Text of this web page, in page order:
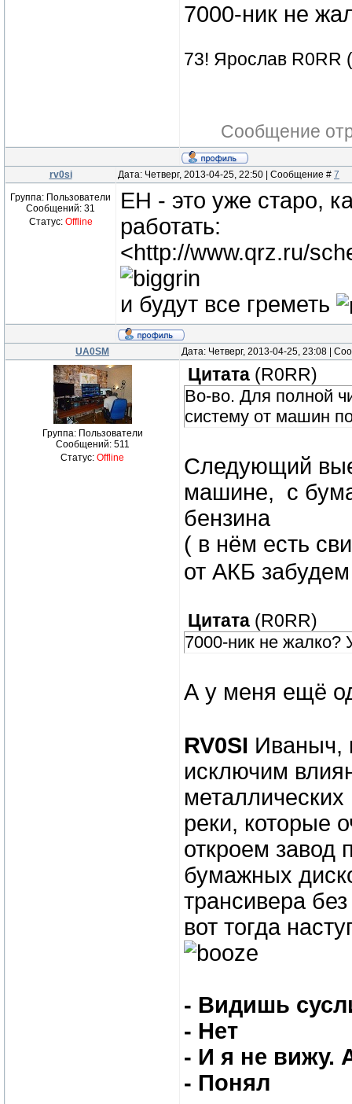
7000-ник не
73! Ярослав R0RR
Сообщение
rv0si Дата: Четверг, 2013-04-25, 22:50 | Сообщение # 7
Группа: Пользователи
Сообщений: 31
Статус: Offline
ЕН - это уже старо,
работать:
<http://www.qrz.ru/
и будут все греметь
UA0SM Дата: Четверг, 2013-04-25, 23:08 |
Группа: Пользователи
Сообщений: 511
Статус: Offline
Цитата (R0RR)
Во-во. Для полной
систему от машин
Следующий
машине, с
бензина
( в нём есть
от АКБ
Цитата (R0RR)
7000-ник не жалко?
А у меня ещё
RV0SI Иваныч,
исключим
реки, которые
откроем завод
бумажных
трансивера
вот тогда
- Видишь
- Нет
- И я не вижу.
- Понял